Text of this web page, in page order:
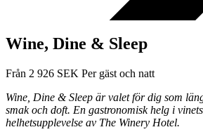
Wine, Dine & Sleep
Från 2 926 SEK Per gäst och natt
Wine, Dine & Sleep är valet för dig som
smak och doft. En gastronomisk helg i
helhetsupplevelse av The Winery Hotel.